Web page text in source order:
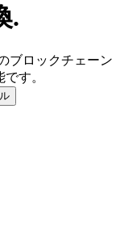
.
ブロックチェーン
す。